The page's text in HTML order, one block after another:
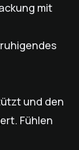
mit
und den
Fühlen